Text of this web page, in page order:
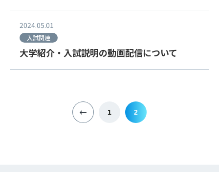
2024.05.01
入試関連
大学紹介・入試説明の動画配信について
1 2